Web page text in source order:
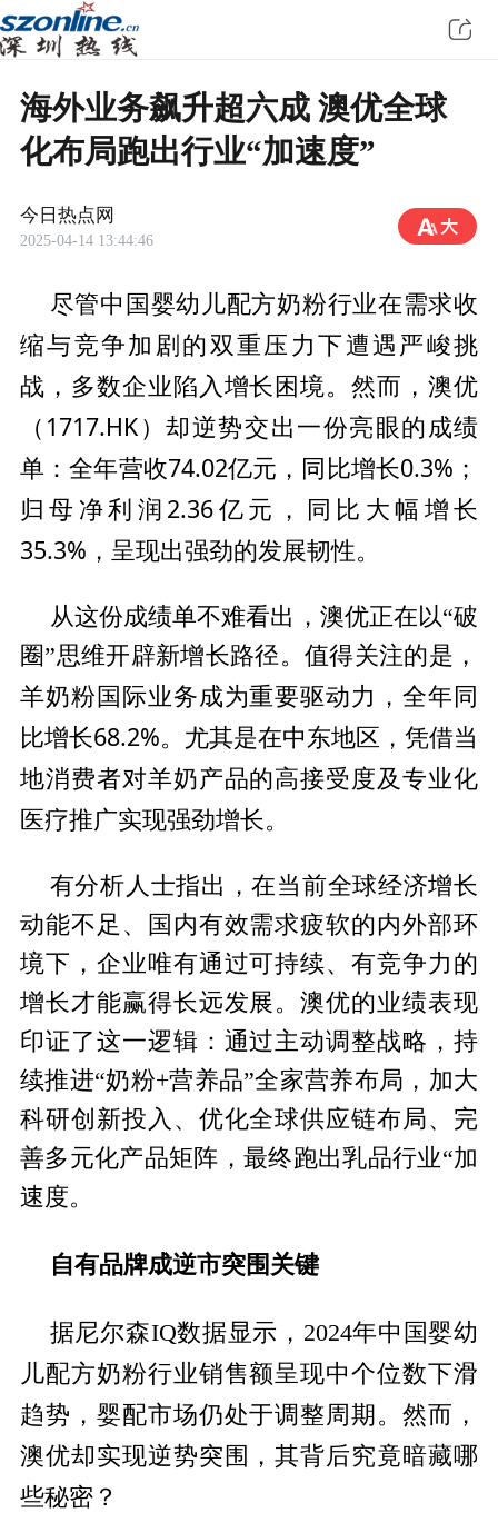
海外业务飙升超六成 澳优全球
化布局跑出行业“加速度”
今日热点网
2025-04-14 13:44:46
尽管中国婴幼儿配方奶粉行业在需求收
缩与竞争加剧的双重压力下遭遇严峻挑
战，多数企业陷入增长困境。然而，澳优
（1717.HK）却逆势交出一份亮眼的成绩
单：全年营收74.02亿元，同比增长0.3%；
归母净利润2.36亿元，同比大幅增长
35.3%，呈现出强劲的发展韧性。
从这份成绩单不难看出，澳优正在以“破
圈”思维开辟新增长路径。值得关注的是，
羊奶粉国际业务成为重要驱动力，全年同
比增长68.2%。尤其是在中东地区，凭借当
地消费者对羊奶产品的高接受度及专业化
医疗推广实现强劲增长。
有分析人士指出，在当前全球经济增长
动能不足、国内有效需求疲软的内外部环
境下，企业唯有通过可持续、有竞争力的
增长才能赢得长远发展。澳优的业绩表现
印证了这一逻辑：通过主动调整战略，持
续推进“奶粉+营养品”全家营养布局，加大
科研创新投入、优化全球供应链布局、完
善多元化产品矩阵，最终跑出乳品行业“加
速度。
自有品牌成逆市突围关键
据尼尔森IQ数据显示，2024年中国婴幼
儿配方奶粉行业销售额呈现中个位数下滑
趋势，婴配市场仍处于调整周期。然而，
澳优却实现逆势突围，其背后究竟暗藏哪
些秘密？